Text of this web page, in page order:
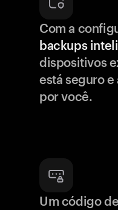
Com a
backups
dispositivos
está seguro
por você.
Um código